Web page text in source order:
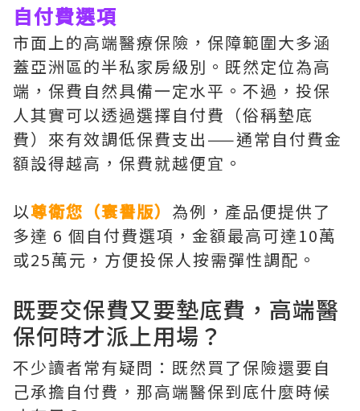
自付費選項
市面上的高端醫療保險，保障範圍大多涵
蓋亞洲區的半私家房級別。既然定位為高
端，保費自然具備一定水平。不過，投保
人其實可以透過選擇自付費（俗稱墊底
費）來有效調低保費支出——通常自付費金
額設得越高，保費就越便宜。
以尊衛您（寰譽版） 為例，產品便提供了
多達 6 個自付費選項，金額最高可達10萬
或25萬元，方便投保人按需彈性調配。
既要交保費又要墊底費，高端醫
保何時才派上用場？
不少讀者常有疑問：既然買了保險還要自
己承擔自付費，那高端醫保到底什麼時候